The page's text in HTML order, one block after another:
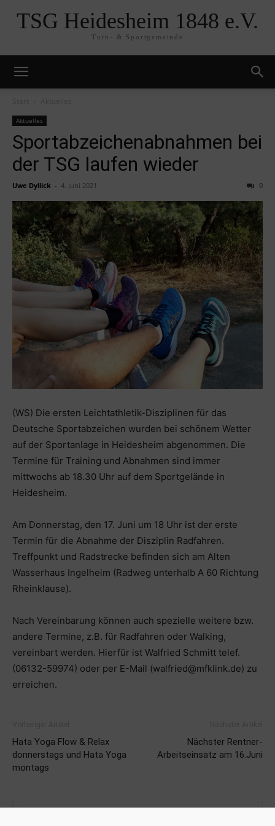
TSG Heidesheim 1848 e.V.
Turn- & Sportgemeinde
Aktuelles
Sportabzeichenabnahmen bei
der TSG laufen wieder
Uwe Dyllick - 4. Juni 2021 0
(WS) Die ersten Leichtathletik-Disziplinen für das
Deutsche Sportabzeichen wurden bei schönem Wetter
auf der Sportanlage in Heidesheim abgenommen. Die
Termine für Training und Abnahmen sind immer
mittwochs ab 18.30 Uhr auf dem Sportgelände in
Heidesheim.
Am Donnerstag, den 17. Juni um 18 Uhr ist der erste
Termin für die Abnahme der Disziplin Radfahren.
Treffpunkt und Radstrecke befinden sich am Alten
Wasserhaus Ingelheim (Radweg unterhalb A 60 Richtung
Rheinklause).
Nach Vereinbarung können auch spezielle weitere bzw.
andere Termine, z.B. für Radfahren oder Walking,
vereinbart werden. Hierfür ist Walfried Schmitt telef.
(06132-59974) oder per E-Mail (walfried@mfklink.de) zu
erreichen.
Hata Yoga Flow & Relax
donnerstags und Hata Yoga
montags
Nächster Rentner-
Arbeitseinsatz am 16.Juni